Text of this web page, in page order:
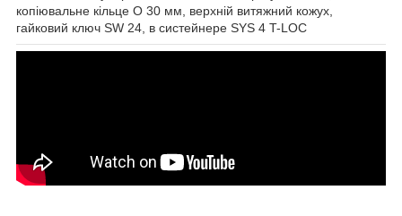
копіювальне кільце O 30 мм, верхній витяжний кожух,
гайковий ключ SW 24, в систейнере SYS 4 T-LOC